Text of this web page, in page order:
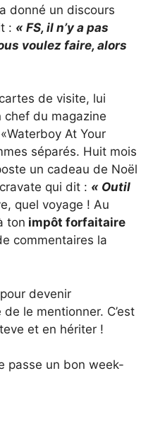
donné un discours
: « FS, il n’y a pas
voulez faire, alors
de visite, lui
chef du magazine
At Your
séparés. Huit mois
un cadeau de Noël
qui dit : « Outil
quel voyage ! Au
ton impôt forfaitaire
commentaires la
pour devenir
le mentionner. C’est
et en hériter !
passe un bon week-